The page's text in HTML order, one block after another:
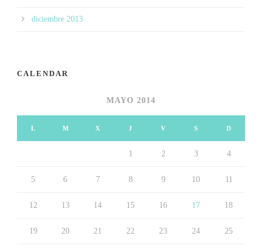
diciembre 2013
CALENDAR
MAYO 2014
L M X J V S D
1 2 3 4
5 6 7 8 9 10 11
12 13 14 15 16 17 18
19 20 21 22 23 24 25